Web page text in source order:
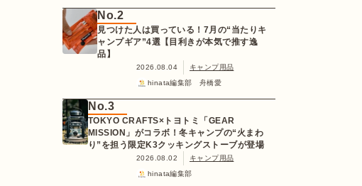
No.2
見つけた人は買っている！7月の“当たりキ
ャンプギア”4選【目利きが本気で推す逸
品】
2026.08.04
キャンプ用品
hinata編集部 舟橋愛
No.3
TOKYO CRAFTS×トヨトミ「GEAR
MISSION」がコラボ！冬キャンプの“火まわ
り”を担う限定K3クッキングストーブが登場
2026.08.02
キャンプ用品
hinata編集部